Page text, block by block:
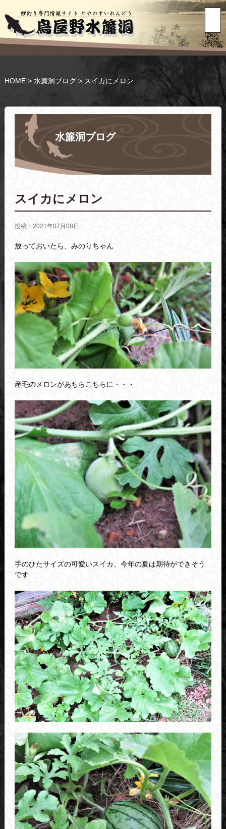
HOME> 水簾洞ブログ> スイカにメロン
水簾洞ブログ
スイカにメロン
投稿：2021年07月08日
放っておいたら、みのりちゃん
産毛のメロンがあちらこちらに・・・
手のひたサイズの可愛いスイカ、今年の夏は期待ができそう
です